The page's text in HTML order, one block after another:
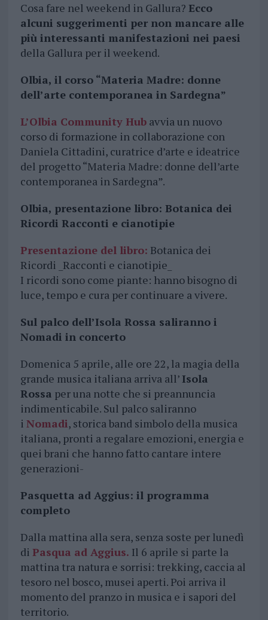
Cosa fare nel weekend in Gallura? Ecco
alcuni suggerimenti per non mancare alle
più interessanti manifestazioni nei paesi
della Gallura per il weekend.
Olbia, il corso “Materia Madre: donne
dell’arte contemporanea in Sardegna”
L’Olbia Community Hubavvia un nuovo
corso di formazione in collaborazione con
Daniela Cittadini, curatrice d’arte e ideatrice
del progetto “Materia Madre: donne dell’arte
contemporanea in Sardegna”.
Olbia, presentazione libro: Botanica dei
Ricordi Racconti e cianotipie
Presentazione del libro: Botanica dei
Ricordi _Racconti e cianotipie_
I ricordi sono come piante: hanno bisogno di
luce, tempo e cura per continuare a vivere.
Sul palco dell’Isola Rossa saliranno i
Nomadi in concerto
Domenica 5 aprile, alle ore 22, la magia della
grande musica italiana arriva all’ Isola
Rossa per una notte che si preannuncia
indimenticabile. Sul palco saliranno
i Nomadi, storica band simbolo della musica
italiana, pronti a regalare emozioni, energia e
quei brani che hanno fatto cantare intere
generazioni-
Pasquetta ad Aggius: il programma
completo
Dalla mattina alla sera, senza soste per lunedì
di Pasqua ad Aggius. Il 6 aprile si parte la
mattina tra natura e sorrisi: trekking, caccia al
tesoro nel bosco, musei aperti. Poi arriva il
momento del pranzo in musica e i sapori del
territorio.